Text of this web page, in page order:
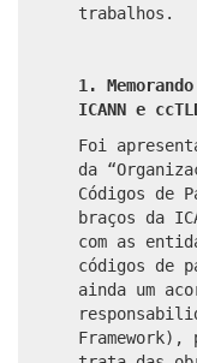
trabalhos.
1.
ICANN e
Foi
da
Códigos de
braços da
com as
códigos de
ainda um
Framework),